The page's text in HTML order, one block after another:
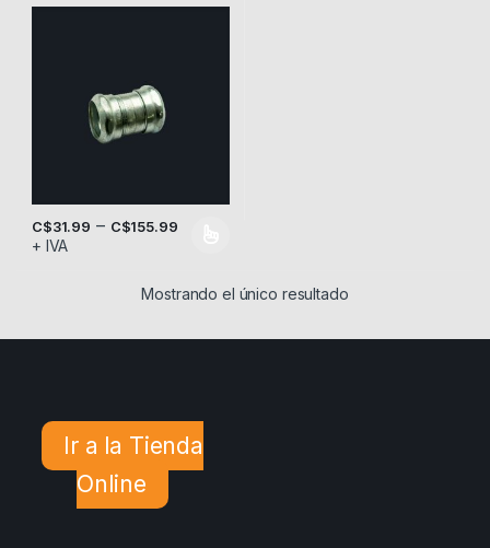
C$31.99 – C$155.99
+ IVA
Este producto tiene múltiples variantes. Las opciones se
Mostrando el único resultado
Ir a la Tienda
Online